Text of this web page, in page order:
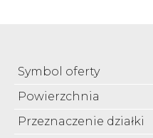
Symbol oferty
Powierzchnia
Przeznaczenie działki